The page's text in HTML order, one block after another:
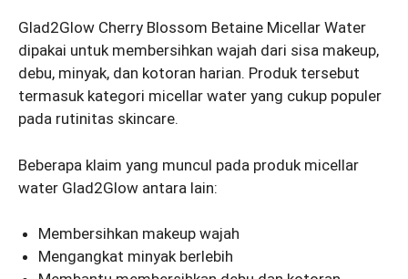
Glad2Glow Cherry Blossom Betaine Micellar Water
dipakai untuk membersihkan wajah dari sisa makeup,
debu, minyak, dan kotoran harian. Produk tersebut
termasuk kategori micellar water yang cukup populer
pada rutinitas skincare.
Beberapa klaim yang muncul pada produk micellar
water Glad2Glow antara lain:
Membersihkan makeup wajah
Mengangkat minyak berlebih